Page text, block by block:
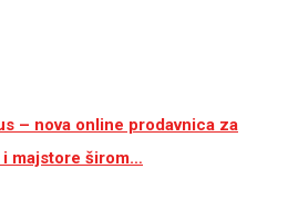
– nova online prodavnica za
majstore širom…